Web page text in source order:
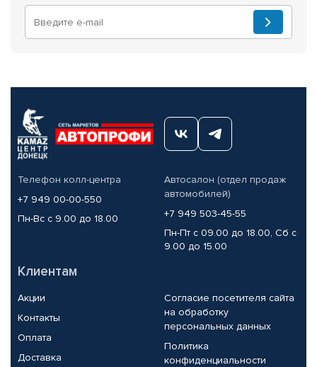
Телефон колл-центра
+7 949 00-00-550
Пн-Вс с 9.00 до 18.00
Автосалон (отдел продаж
автомобилей)
+7 949 503-45-55
Пн-Пт с 09.00 до 18.00, Сб с
9.00 до 15.00
Клиентам
Акции
Контакты
Оплата
Доставка
Согласие посетителя сайта
на обработку
персональных данных
Политика
конфиденциальности